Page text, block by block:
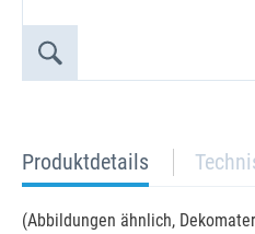
current
tab:
Produktdetails
(Abbildungen ähnlich,